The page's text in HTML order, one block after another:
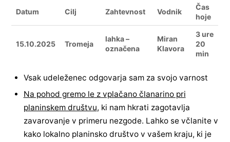
Datum Cilj Zahtevnost Vodnik
Čas
hoje
15.10.2025 Tromeja
lahka –
označena
Miran
Klavora
3 ure
20
min
Vsak udeleženec odgovarja sam za svojo varnost
Na pohod gremo le z vplačano članarino pri
planinskem društvu, ki nam hkrati zagotavlja
zavarovanje v primeru nezgode. Lahko se včlanite v
kako lokalno planinsko društvo v vašem kraju, ki je